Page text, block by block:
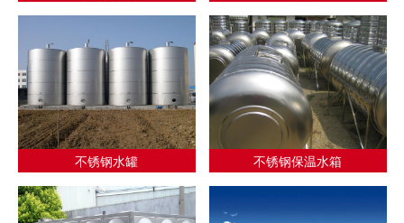
不锈钢水罐 不锈钢保温水箱